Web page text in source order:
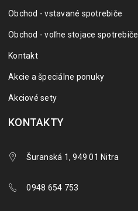
Obchod - vstavané spotrebiče
Obchod - voľne stojace spotrebiče
Kontakt
Akcie a špeciálne ponuky
Akciové sety
KONTAKTY
Šuranská 1, 949 01 Nitra
0948 654 753